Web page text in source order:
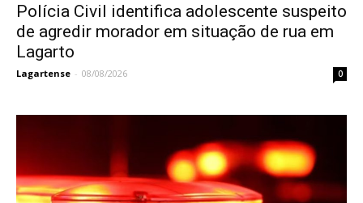
Polícia Civil identifica adolescente suspeito
de agredir morador em situação de rua em
Lagarto
Lagartense - 08/08/2026 0